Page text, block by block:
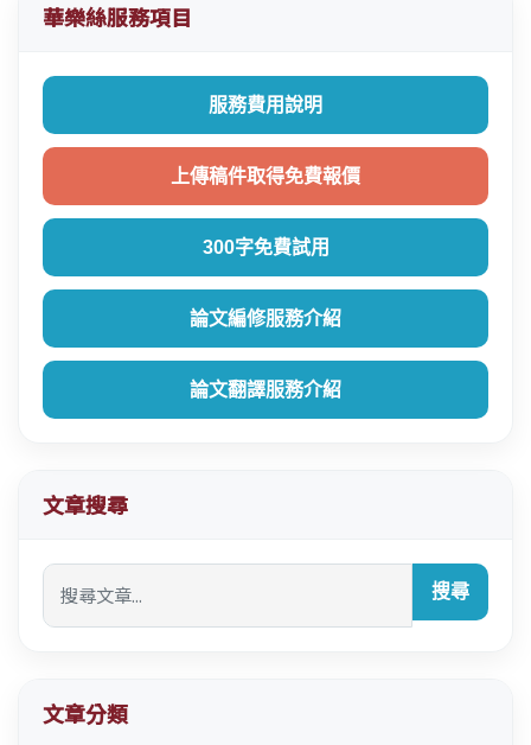
華樂絲服務項目
服務費用說明
上傳稿件取得免費報價
300字免費試用
論文編修服務介紹
論文翻譯服務介紹
文章搜尋
搜尋
文章分類